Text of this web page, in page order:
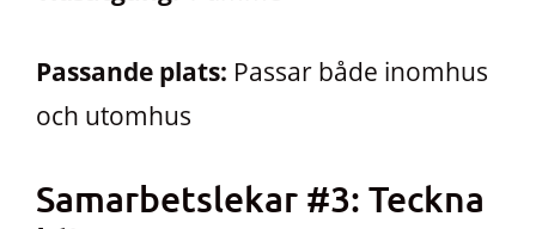
Passande plats: Passar både inomhus
och utomhus
Samarbetslekar #3: Teckna